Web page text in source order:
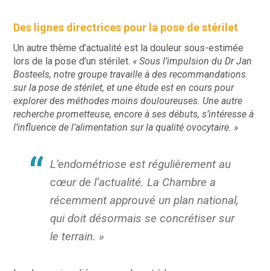
Des lignes directrices pour la pose de stérilet
Un autre thème d’actualité est la douleur sous-estimée
lors de la pose d’un stérilet. « Sous l’impulsion du Dr Jan
Bosteels, notre groupe travaille à des recommandations
sur la pose de stérilet, et une étude est en cours pour
explorer des méthodes moins douloureuses. Une autre
recherche prometteuse, encore à ses débuts, s’intéresse à
l’influence de l’alimentation sur la qualité ovocytaire. »
L’endométriose est régulièrement au
cœur de l’actualité. La Chambre a
récemment approuvé un plan national,
qui doit désormais se concrétiser sur
le terrain. »